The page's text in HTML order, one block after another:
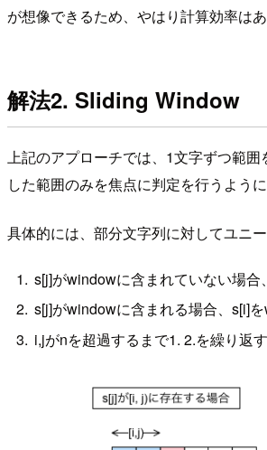
が想像できるため、やはり計算効率は
解法2. Sliding Window
上記のアプローチでは、1文字ずつ範
した範囲のみを焦点に判定を行うように
具体的には、部分文字列に対してユニ
s[j]がwindowに含まれていない場
s[j]がwindowに含まれる場合、s[i]
i,jがnを超過するまで1. 2.を繰り返す